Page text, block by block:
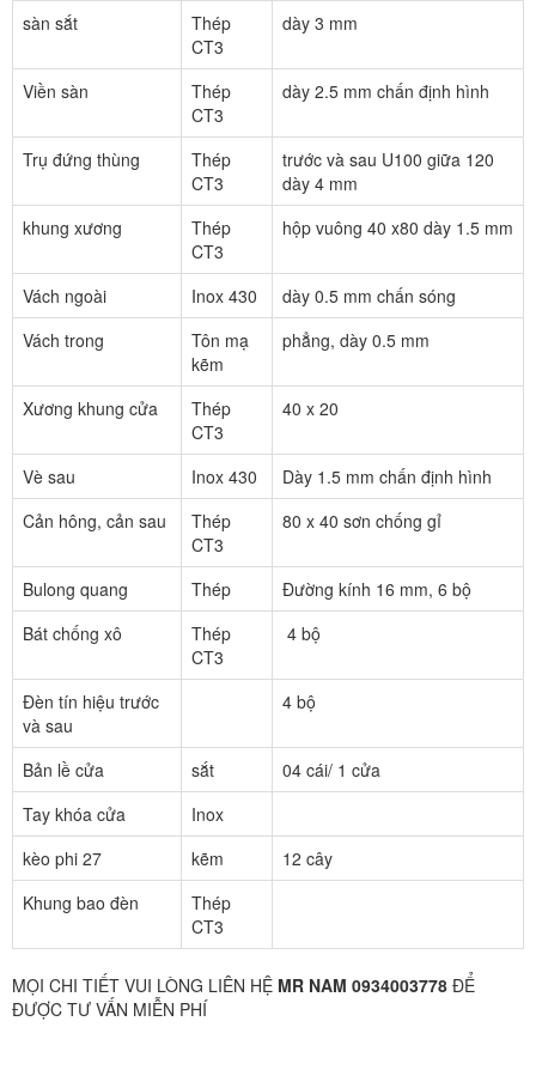
sàn sắt
Thép
CT3
dày 3 mm
Viền sàn
Thép
CT3
dày 2.5 mm chấn định hình
Trụ đứng thùng
Thép
CT3
trước và sau U100 giữa 120
dày 4 mm
khung xương
Thép
CT3
hộp vuông 40 x80 dày 1.5 mm
Vách ngoài Inox 430
dày 0.5 mm chấn sóng
Vách trong
Tôn mạ
kẽm
phẳng, dày 0.5 mm
Xương khung cửa
Thép
CT3
40 x 20
Vè sau Inox 430
Dày 1.5 mm chấn định hình
Cản hông, cản sau
Thép
CT3
80 x 40 sơn chống gỉ
Bulong quang Thép
Đường kính 16 mm, 6 bộ
Bát chống xô
Thép
CT3
4 bộ
Đèn tín hiệu trước
và sau
4 bộ
Bản lề cửa sắt
04 cái/ 1 cửa
Tay khóa cửa
Inox
kèo phi 27
kẽm
12 cây
Khung bao đèn
Thép
CT3
MỌI CHI TIẾT VUI LÒNG LIÊN HỆ MR NAM 0934003778 ĐỂ
ĐƯỢC TƯ VẤN MIỄN PHÍ